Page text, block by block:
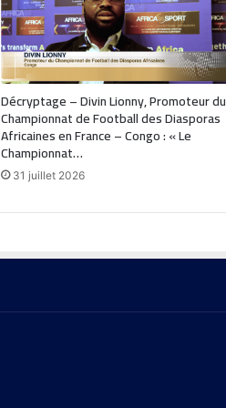
Décryptage – Divin Lionny, Promoteur du
Championnat de Football des Diasporas
Africaines en France – Congo : « Le
Championnat…
31 juillet 2026